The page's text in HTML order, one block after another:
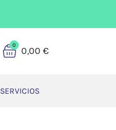
0 0,00 €
SERVICIOS